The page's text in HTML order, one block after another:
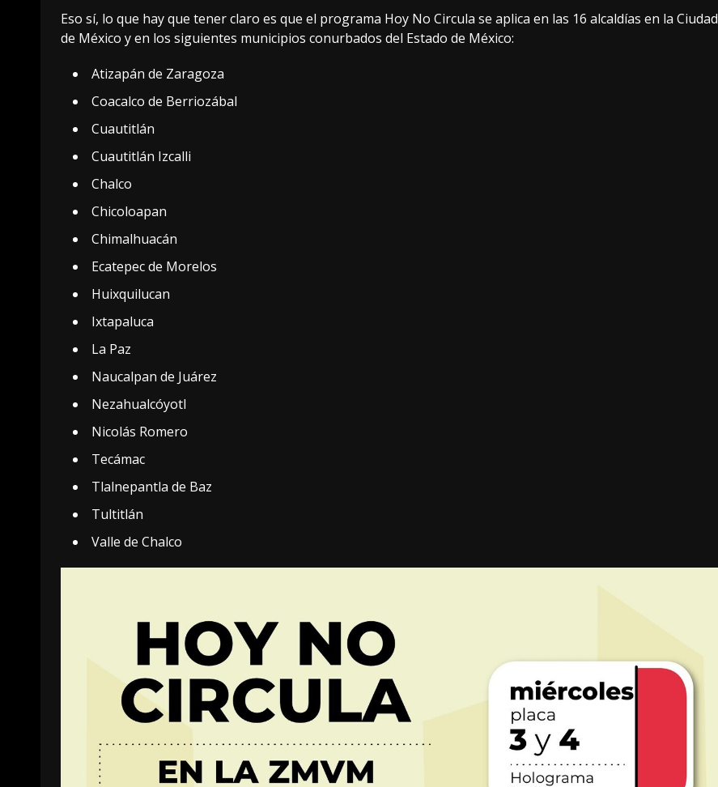
Eso sí, lo que hay que tener claro es que el programa Hoy No Circula se aplica en las 16 alcaldías en la Ciudad
de México y en los siguientes municipios conurbados del Estado de México:
Atizapán de Zaragoza
Coacalco de Berriozábal
Cuautitlán
Cuautitlán Izcalli
Chalco
Chicoloapan
Chimalhuacán
Ecatepec de Morelos
Huixquilucan
Ixtapaluca
La Paz
Naucalpan de Juárez
Nezahualcóyotl
Nicolás Romero
Tecámac
Tlalnepantla de Baz
Tultitlán
Valle de Chalco